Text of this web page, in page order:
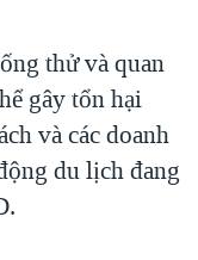
NAM
NAM
HẢI SÂM
NÔNG THÔN MỸ
thử và quan
gây tổn hại
và các doanh
du lịch đang